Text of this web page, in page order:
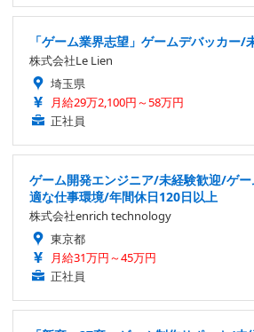
「ゲーム業界志望」ゲームデバッカー
株式会社Le Lien
埼玉県
月給29万2,100円～58万円
正社員
ゲーム開発エンジニア/未経験歓迎/ゲ
適な仕事環境/年間休日120日以上
株式会社enrich technology
東京都
月給31万円～45万円
正社員